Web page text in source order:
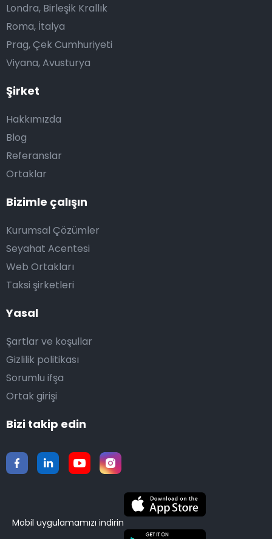
Şirket
Hakkımızda
Blog
Referanslar
Ortaklar
Bizimle çalışın
Kurumsal Çözümler
Seyahat Acentesi
Web Ortakları
Taksi şirketleri
Yasal
Şartlar ve koşullar
Gizlilik politikası
Sorumlu ifşa
Ortak girişi
Londra, Birleşik Krallık
Roma, İtalya
Prag, Çek Cumhuriyeti
Viyana, Avusturya
Bizi takip edin
Mobil uygulamamızı indirin